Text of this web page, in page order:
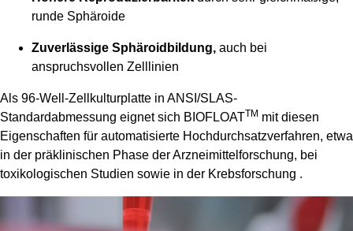
runde Sphäroide
Zuverlässige Sphäroidbildung, auch bei
anspruchsvollen Zelllinien
Als 96-Well-Zellkulturplatte in ANSI/SLAS-
Standardabmessung eignet sich BIOFLOATTM mit diesen
Eigenschaften für automatisierte Hochdurchsatzverfahren, etwa
in der präklinischen Phase der Arzneimittelforschung, bei
toxikologischen Studien sowie in der Krebsforschung .